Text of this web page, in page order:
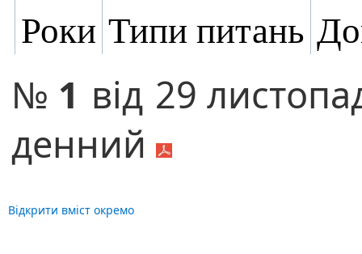
Роки Типи питань
№ 1 від 29
денний
Відкрити вміст окремо